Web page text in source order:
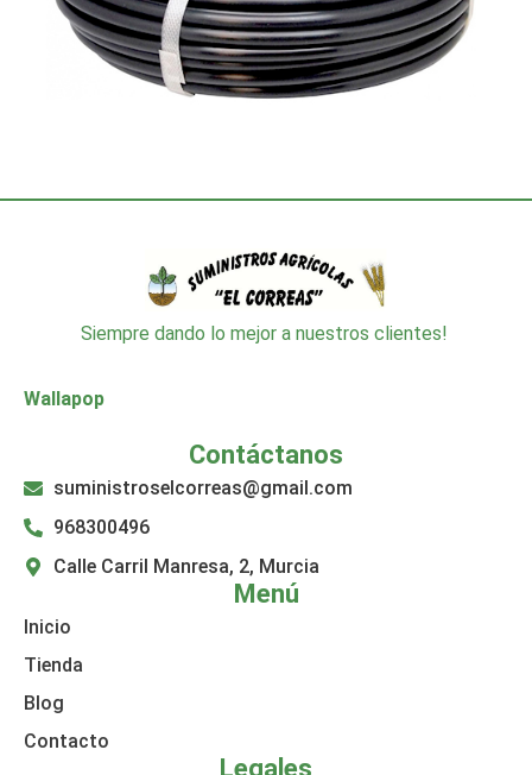
Siempre dando lo mejor a nuestros clientes!
Wallapop
Menú
Inicio
Tienda
Blog
Contacto
Legales
Contáctanos
suministroselcorreas@gmail.com
968300496
Calle Carril Manresa, 2, Murcia